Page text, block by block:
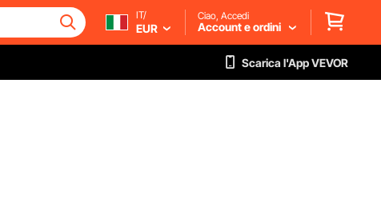
IT/
EUR
Ciao, Accedi
Account e ordini
Scarica l'App VEVOR